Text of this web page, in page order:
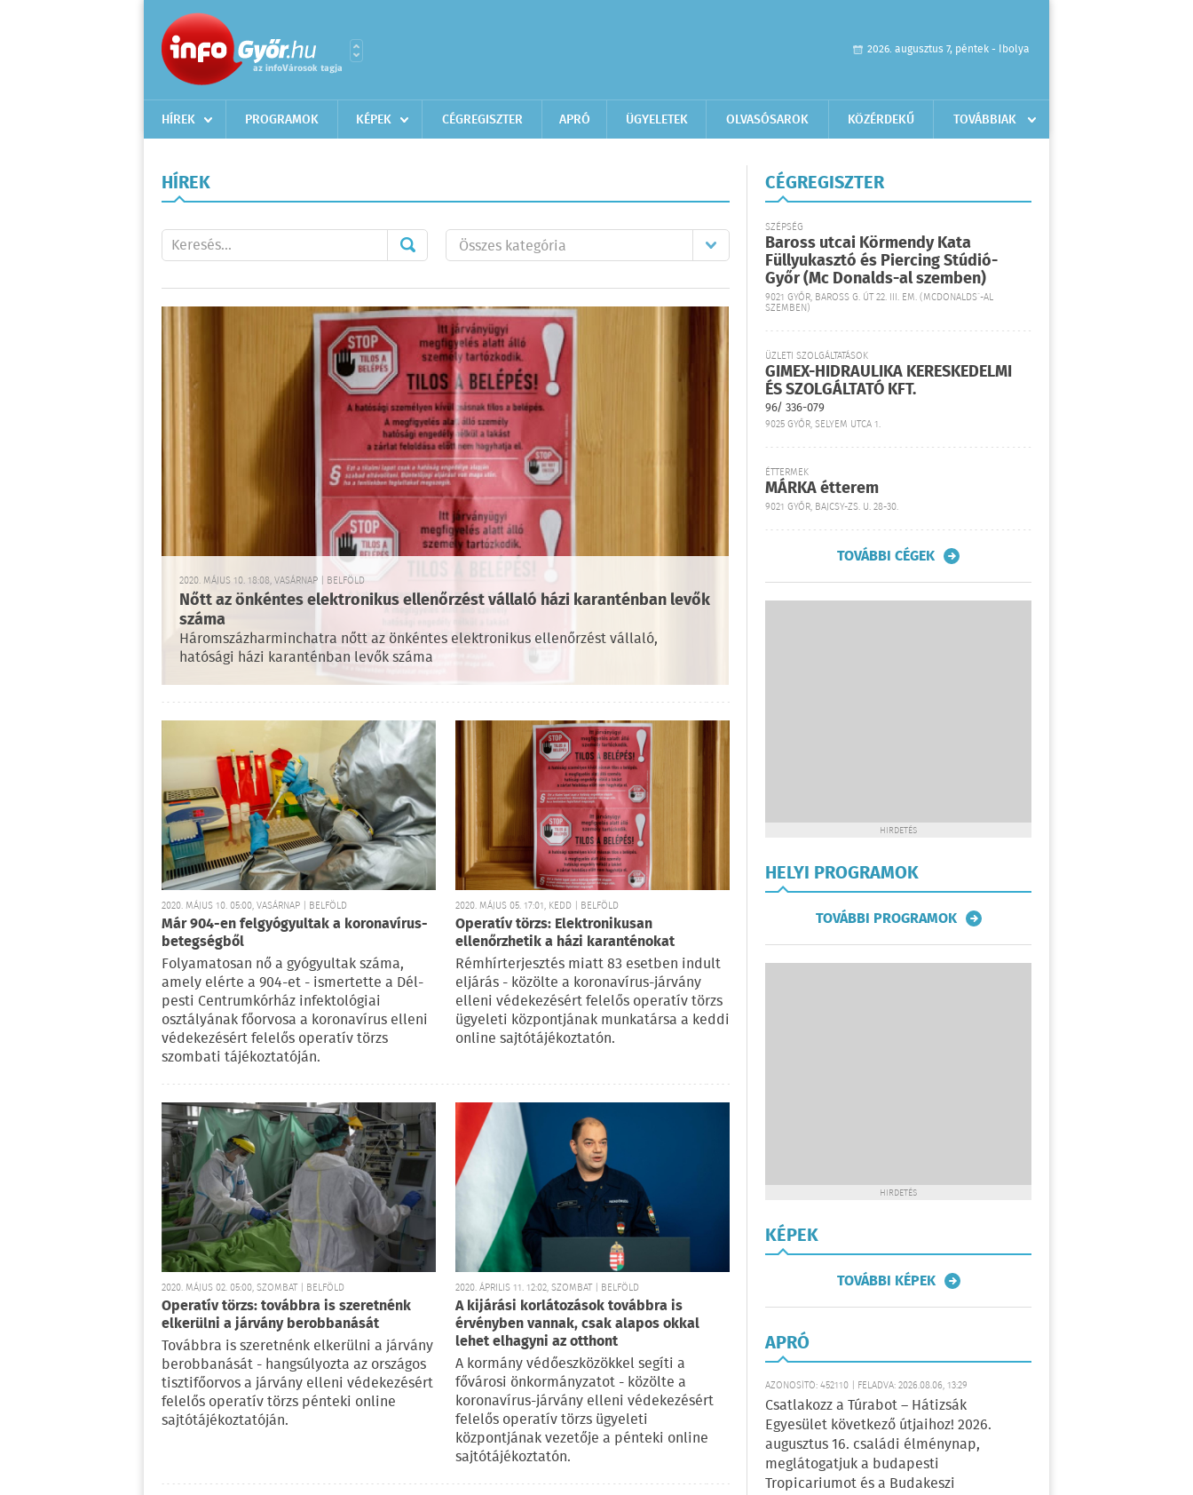
2026. augusztus 7, péntek - Ibolya
HÍREK PROGRAMOK KÉPEK CÉGREGISZTER APRÓ ÜGYELETEK OLVASÓSAROK KÖZÉRDEKŰ TOVÁBBIAK
HÍREK
2020. MÁJUS 10. 18:08, VASÁRNAP | BELFÖLD
Nőtt az önkéntes elektronikus ellenőrzést vállaló házi karanténban levők
száma
Háromszázharminchatra nőtt az önkéntes elektronikus ellenőrzést vállaló,
hatósági házi karanténban levők száma
2020. MÁJUS 10. 05:00, VASÁRNAP | BELFÖLD
Már 904-en felgyógyultak a koronavírus-
betegségből
Folyamatosan nő a gyógyultak száma,
amely elérte a 904-et - ismertette a Dél-
pesti Centrumkórház infektológiai
osztályának főorvosa a koronavírus elleni
védekezésért felelős operatív törzs
szombati tájékoztatóján.
2020. MÁJUS 05. 17:01, KEDD | BELFÖLD
Operatív törzs: Elektronikusan
ellenőrzhetik a házi karanténokat
Rémhírterjesztés miatt 83 esetben indult
eljárás - közölte a koronavírus-járvány
elleni védekezésért felelős operatív törzs
ügyeleti központjának munkatársa a keddi
online sajtótájékoztatón.
2020. MÁJUS 02. 05:00, SZOMBAT | BELFÖLD
Operatív törzs: továbbra is szeretnénk
elkerülni a járvány berobbanását
Továbbra is szeretnénk elkerülni a járvány
berobbanását - hangsúlyozta az országos
tisztifőorvos a járvány elleni védekezésért
felelős operatív törzs pénteki online
sajtótájékoztatóján.
2020. ÁPRILIS 11. 12:02, SZOMBAT | BELFÖLD
A kijárási korlátozások továbbra is
érvényben vannak, csak alapos okkal
lehet elhagyni az otthont
A kormány védőeszközökkel segíti a
fővárosi önkormányzatot - közölte a
koronavírus-járvány elleni védekezésért
felelős operatív törzs ügyeleti
központjának vezetője a pénteki online
sajtótájékoztatón.
CÉGREGISZTER
SZÉPSÉG
Baross utcai Körmendy Kata
Füllyukasztó és Piercing Stúdió-
Győr (Mc Donalds-al szemben)
9021 GYŐR, BAROSS G. ÚT 22. III. EM. (MCDONALDS´-AL
SZEMBEN)
ÜZLETI SZOLGÁLTATÁSOK
GIMEX-HIDRAULIKA KERESKEDELMI
ÉS SZOLGÁLTATÓ KFT.
96/ 336-079
9025 GYŐR, SELYEM UTCA 1.
ÉTTERMEK
MÁRKA étterem
9021 GYŐR, BAJCSY-ZS. U. 28-30.
TOVÁBBI CÉGEK
HIRDETÉS
HELYI PROGRAMOK
TOVÁBBI PROGRAMOK
HIRDETÉS
KÉPEK
TOVÁBBI KÉPEK
APRÓ
AZONOSÍTÓ: 452110 | FELADVA: 2026.08.06, 13:29
Csatlakozz a Túrabot – Hátizsák
Egyesület következő útjaihoz! 2026.
augusztus 16. családi élménynap,
meglátogatjuk a budapesti
Tropicariumot és a Budakeszi